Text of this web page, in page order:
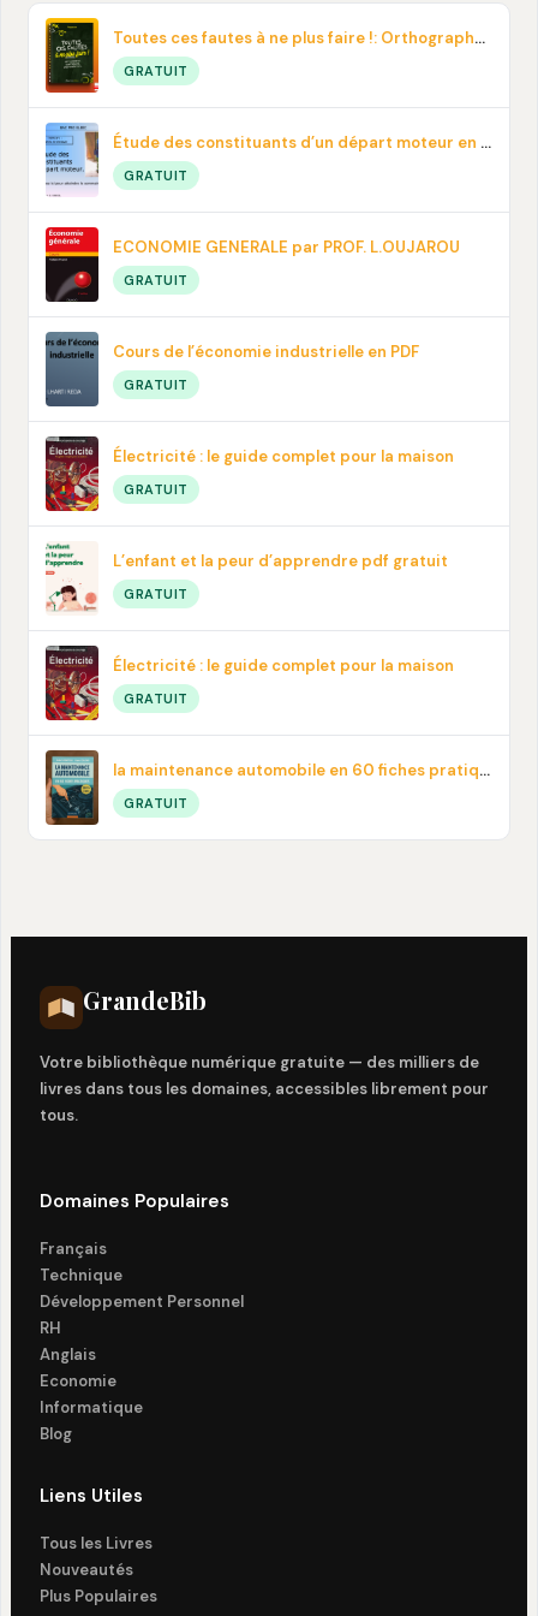
Toutes ces fautes à ne plus faire !: Orthographe, contresens, prononciation… En pdf
GRATUIT
Étude des constituants d’un départ moteur en PDF
GRATUIT
ECONOMIE GENERALE par PROF. L.OUJAROU
GRATUIT
Cours de l’économie industrielle en PDF
GRATUIT
Électricité : le guide complet pour la maison
GRATUIT
L’enfant et la peur d’apprendre pdf gratuit
GRATUIT
Électricité : le guide complet pour la maison
GRATUIT
la maintenance automobile en 60 fiches pratiques en PDF
GRATUIT
GrandeBib
Votre bibliothèque numérique gratuite — des milliers de
livres dans tous les domaines, accessibles librement pour
tous.
Domaines Populaires
Français
Technique
Développement Personnel
RH
Anglais
Economie
Informatique
Blog
Liens Utiles
Tous les Livres
Nouveautés
Plus Populaires